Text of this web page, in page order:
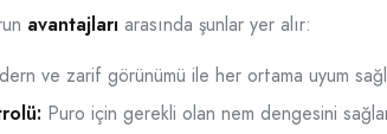
avantajları arasında şunlar yer alır:
ve zarif görünümü ile her ortama uyum
Puro için gerekli olan nem dengesini